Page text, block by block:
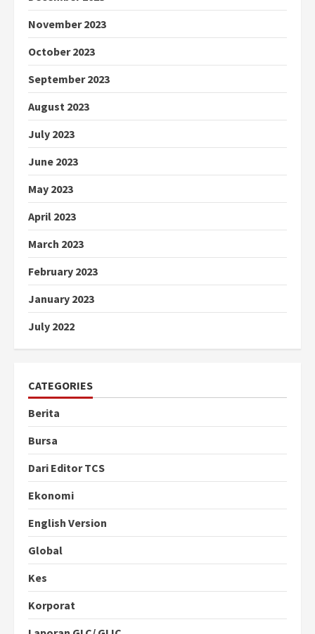
November 2023
October 2023
September 2023
August 2023
July 2023
June 2023
May 2023
April 2023
March 2023
February 2023
January 2023
July 2022
CATEGORIES
Berita
Bursa
Dari Editor TCS
Ekonomi
English Version
Global
Kes
Korporat